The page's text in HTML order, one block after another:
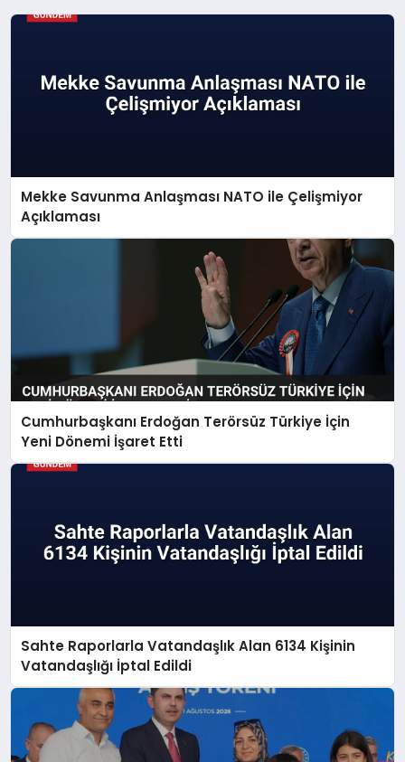
Mekke Savunma Anlaşması NATO ile Çelişmiyor
Açıklaması
Cumhurbaşkanı Erdoğan Terörsüz Türkiye İçin
Yeni Dönemi İşaret Etti
Sahte Raporlarla Vatandaşlık Alan 6134 Kişinin
Vatandaşlığı İptal Edildi